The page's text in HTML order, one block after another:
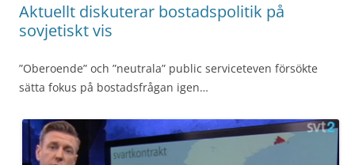
Aktuellt diskuterar bostadspolitik på
sovjetiskt vis
”Oberoende” och ”neutrala” public serviceteven försökte
sätta fokus på bostadsfrågan igen…